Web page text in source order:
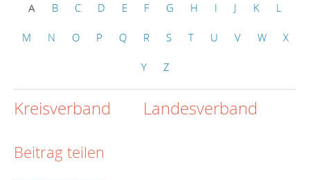
A B C D E F G H I J K L
M N O P Q R S T U V W X
Y Z
Kreisverband Landesverband
Beitrag teilen